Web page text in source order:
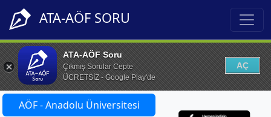
ATA-AÖF SORU
ATA-AÖF Soru
Çıkmış Sorular Cepte
ÜCRETSİZ - Google Play'de
AÇ
AÖF - Anadolu Üniversitesi